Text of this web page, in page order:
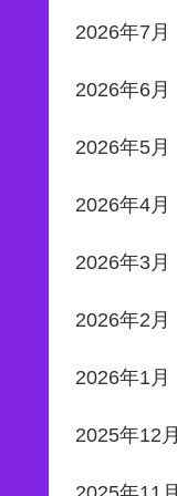
2026年7月
2026年6月
2026年5月
2026年4月
2026年3月
2026年2月
2026年1月
2025年12月